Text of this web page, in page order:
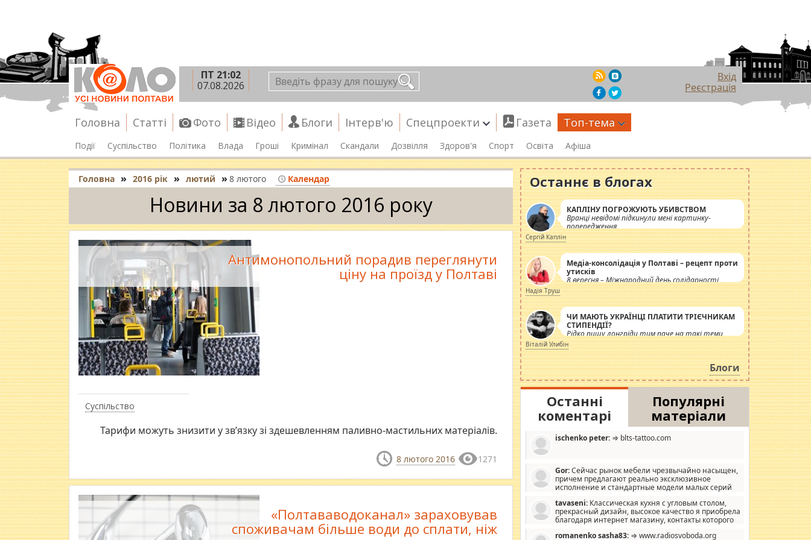
ПТ 21:02
07.08.2026
Вхід
Реєстрація
Головна Статті Фото Відео Блоги Інтерв'ю Спецпроекти Газета Топ-тема
Події Суспільство Політика Влада Гроші Кримінал Скандали Дозвілля Здоров'я Спорт Освіта Афіша
Головна » 2016 рік » лютий » 8 лютого Календар
Новини за 8 лютого 2016 року
Суспільство
Антимонопольний порадив переглянути
ціну на проїзд у Полтаві
Тарифи можуть знизити у зв’язку зі здешевленням паливно-мастильних матеріалів.
8 лютого 2016 1271
«Полтававодоканал» зараховував
споживачам більше води до сплати, ніж
Останнє в блогах
КАПЛІНУ ПОГРОЖУЮТЬ УБИВСТВОМ
Вранці невідомі підкинули мені картинку-
попередження
Сергій Каплін
Медіа-консолідація у Полтаві – рецепт проти
утисків
8 вересня – Міжнародний день солідарності
журналістів.
Надія Труш
ЧИ МАЮТЬ УКРАЇНЦІ ПЛАТИТИ ТРІЄЧНИКАМ
СТИПЕНДІЇ?
Рідко пишу лонгріди тим паче на такі теми,
але вже просто дістало! Обурюють сьогоднішні
інсенуації навколо стипендіального питання.
Штучно роздувається ще одна соціальна
катастрофа.
Віталій Улибін
Блоги
Останні
коментарі
Популярні
матеріали
ischenko peter: ⇒ blts-tattoo.com
Gor:Сейчас рынок мебели чрезвычайно насыщен,
причем предлагают реально эксклюзивное
исполнение и стандартные модели малых серий
дизайну, мало походит на стандартные формы, в MebelOk,
креативненько и что главное - со вкусом все в порядке,
без ненужных наворотов удорожающих мебель, а это не
tavaseni: Классическая кухня с угловым столом,
прекрасный дизайн, высокое качество я приобрела
благодаря интернет магазину, контакты которого
romanenko sasha83: ⇒ www.radiosvoboda.org